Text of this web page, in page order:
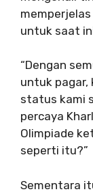
untuk saat
“Dengan
untuk pagar,
status kami
percaya
Olimpiade
seperti itu?”
Sementara